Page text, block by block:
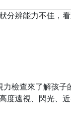
分辨能力不佳，
檢查來了解孩子
度遠視、閃光、